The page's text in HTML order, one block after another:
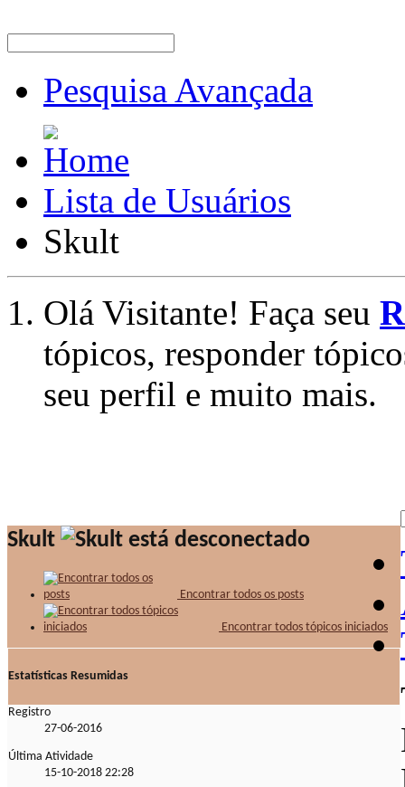
Pesquisa Avançada
Lista de Usuários
Skult
Olá Visitante! Faça seu
tópicos, responder
seu perfil e muito mais.
Skult
Encontrar todos os posts
Encontrar todos tópicos iniciados
Estatísticas Resumidas
Registro
27-06-2016
Última Atividade
15-10-2018 22:28